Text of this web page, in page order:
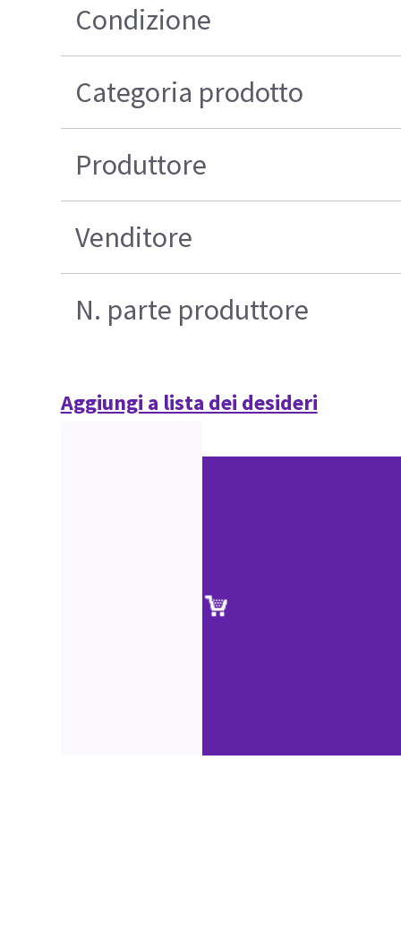
Condizione
Categoria prodotto
Produttore
Venditore
N. parte produttore
Aggiungi a lista dei desideri